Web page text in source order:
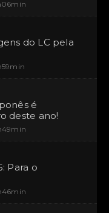
do LC pela
é
deste ano!
Para o